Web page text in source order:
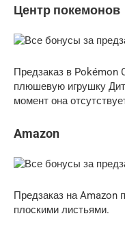
Центр покемонов
Предзаказ в Pokémon
плюшевую игрушку
момент она
Amazon
Предзаказ на Amazon
плоскими листьями.